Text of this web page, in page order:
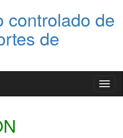
controlado de
de